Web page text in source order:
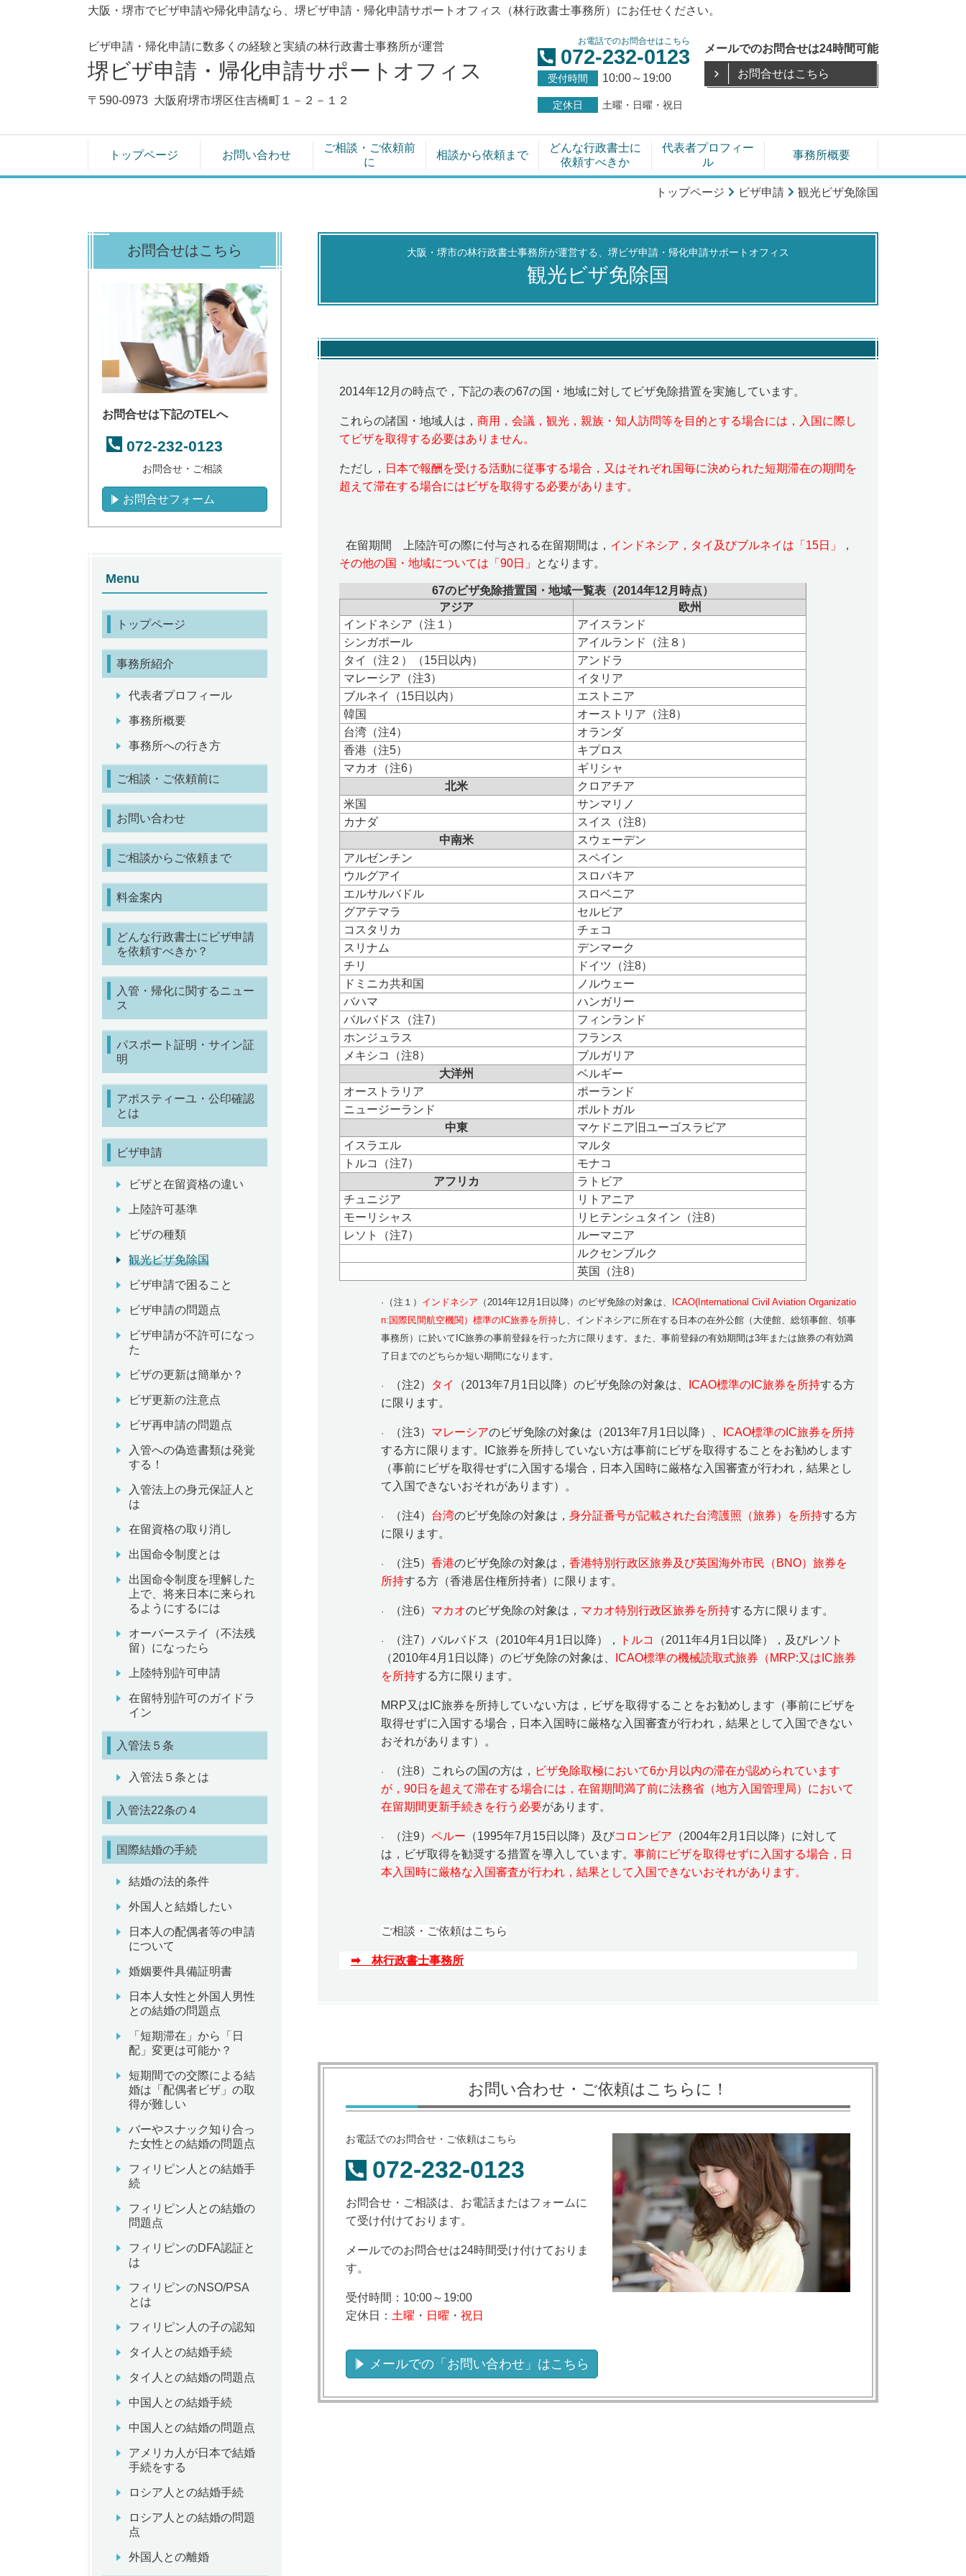
大阪・堺市でビザ申請や帰化申請なら、堺ビザ申請・帰化申請サポートオフィス（林行政書士事務所）にお任せください。
ビザ申請・帰化申請に数多くの経験と実績の林行政書士事務所が運営
堺ビザ申請・帰化申請サポートオフィス
〒590-0973 大阪府堺市堺区住吉橋町１－２－１２
お電話でのお問合せはこちら
072-232-0123
受付時間 10:00～19:00
定休日 土曜・日曜・祝日
メールでのお問合せは24時間可能
お問合せはこちら
トップページ お問い合わせ
ご相談・ご依頼前
に
相談から依頼まで
どんな行政書士に
依頼すべきか
代表者プロフィー
ル
事務所概要
トップページ ビザ申請 観光ビザ免除国
大阪・堺市の林行政書士事務所が運営する、堺ビザ申請・帰化申請サポートオフィス
観光ビザ免除国
2014年12 月の時点で，下記の表の67の国・地域に対してビザ免除措置を実施しています。
これらの諸国・地域人は， 商用，会議，観光，親族・知人訪問等を目的とする場合には，入国に際し
てビザを取得する必要はありません。
ただし， 日本で報酬を受ける活動に従事する場合，又はそれぞれ国毎に決められた短期滞在の期間を
超えて滞在する場合にはビザを取得する必要があります。
在留期間 上陸許可の際に付与される在留期間は， インドネシア，タイ及びブルネイは「 15日」
，
その他の国・地域については「 90日」 となります。
67のビザ免除措置国・地域一覧表（2014年12月時点）
アジア
欧州
インドネシア（注１）
アイスランド
シンガポール
アイルランド（注８）
タイ（注２）（15日以内）
アンドラ
マレーシア（注3）
イタリア
ブルネイ（15日以内）
エストニア
韓国
オーストリア（注8）
台湾（注4）
オランダ
香港（注5）
キプロス
マカオ（注6）
ギリシャ
北米
クロアチア
米国
サンマリノ
カナダ
スイス（注8）
中南米
スウェーデン
アルゼンチン
スペイン
ウルグアイ
スロバキア
エルサルバドル
スロベニア
グアテマラ
セルビア
コスタリカ
チェコ
スリナム
デンマーク
チリ
ドイツ（注8）
ドミニカ共和国
ノルウェー
バハマ
ハンガリー
バルバドス（注7）
フィンランド
ホンジュラス
フランス
メキシコ（注8）
ブルガリア
大洋州
ベルギー
オーストラリア
ポーランド
ニュージーランド
ポルトガル
中東
マケドニア旧ユーゴスラビア
イスラエル
マルタ
トルコ（注7）
モナコ
アフリカ
ラトビア
チュニジア
リトアニア
モーリシャス
リヒテンシュタイン（注8）
レソト（注7）
ルーマニア
ルクセンブルク
英国（注8）
· （注１） インドネシア （2014年12月1日以降）のビザ免除の対象は、
ICAO(International Civil Aviation Organizatio
n:国際民間航空機関）標準のIC旅券を所持し、インドネシアに所在する日本の在外公館（大使館、総領事館、領事
事務所）に於いてIC旅券の事前登録を行った方に限ります。また、事前登録の有効期間は3年または旅券の有効満
了日までのどちらか短い期間になります。
· （注2） タイ （2013年7 月 1 日以降）のビザ免除の対象は、 ICAO標準のIC旅券を所持する方
に限ります。
· （注3） マレーシアのビザ免除の対象は（2013年7 月 1 日以降）、 ICAO標準のIC旅券を所持
する方に限ります。
IC旅券を所持していない方は事前にビザを取得することをお勧めします
（事前にビザを取得せずに入国する場合，日本入国時に厳格な入国審査が行われ，結果とし
て入国できないおそれがあります）。
· （注4） 台湾のビザ免除の対象は， 身分証番号が記載された台湾護照（旅券）を所持する方
に限ります。
· （注5） 香港のビザ免除の対象は， 香港特別行政区旅券及び英国海外市民（ BNO）旅券を
所持する方（香港居住権所持者）に限ります。
· （注6） マカオのビザ免除の対象は， マカオ特別行政区旅券を所持する方に限ります。
· （注7）バルバドス（2010年4月 1 日以降）， トルコ （2011年4月 1 日以降），及びレソト
（2010年4月 1 日以降）のビザ免除の対象は、
ICAO標準の機械読取式旅券（MRP:又はIC旅券
を所持する方に限ります。
MRP又は IC旅券を所持していない方は，ビザを取得することをお勧めします（事前にビザを
取得せずに入国する場合，日本入国時に厳格な入国審査が行われ，結果として入国できない
おそれがあります）。
· （注8）これらの国の方は， ビザ免除取極において6か月以内の滞在が認められています
が， 90日を超えて滞在する場合には，在留期間満了前に法務省（地方入国管理局）において
在留期間更新手続きを行う必要があります。
· （注9） ペルー （1995年7 月 15日以降）及びコロンビア （2004年2 月 1 日以降）に対して
は，ビザ取得を勧奨する措置を導入しています。 事前にビザを取得せずに入国する場合，日
本入国時に厳格な入国審査が行われ，結果として入国できないおそれがあります。
ご相談・ご依頼はこちら
➡ 林行政書士事務所
お問い合わせ・ご依頼はこちらに！
お電話でのお問合せ・ご依頼はこちら
072-232-0123
お問合せ・ご相談は、お電話またはフォームに
て受け付けております。
メールでのお問合せは24時間受け付けておりま
す。
受付時間：10:00～19:00
定休日： 土曜 ・ 日曜 ・ 祝日
メールでの「お問い合わせ」はこちら
お問合せはこちら
お問合せは下記のTELへ
072-232-0123
お問合せ・ご相談
お問合せフォーム
Menu
トップページ
事務所紹介
代表者プロフィール
事務所概要
事務所への行き方
ご相談・ご依頼前に
お問い合わせ
ご相談からご依頼まで
料金案内
どんな行政書士にビザ申請
を依頼すべきか？
入管・帰化に関するニュー
ス
パスポート証明・サイン証
明
アポスティーユ・公印確認
とは
ビザ申請
ビザと在留資格の違い
上陸許可基準
ビザの種類
観光ビザ免除国
ビザ申請で困ること
ビザ申請の問題点
ビザ申請が不許可になっ
た
ビザの更新は簡単か？
ビザ更新の注意点
ビザ再申請の問題点
入管への偽造書類は発覚
する！
入管法上の身元保証人と
は
在留資格の取り消し
出国命令制度とは
出国命令制度を理解した
上で、将来日本に来られ
るようにするには
オーバーステイ（不法残
留）になったら
上陸特別許可申請
在留特別許可のガイドラ
イン
入管法５条
入管法５条とは
入管法22条の４
国際結婚の手続
結婚の法的条件
外国人と結婚したい
日本人の配偶者等の申請
について
婚姻要件具備証明書
日本人女性と外国人男性
との結婚の問題点
「短期滞在」から「日
配」変更は可能か？
短期間での交際による結
婚は「配偶者ビザ」の取
得が難しい
バーやスナック知り合っ
た女性との結婚の問題点
フィリピン人との結婚手
続
フィリピン人との結婚の
問題点
フィリピンのDFA認証と
は
フィリピンのNSO/PSA
とは
フィリピン人の子の認知
タイ人との結婚手続
タイ人との結婚の問題点
中国人との結婚手続
中国人との結婚の問題点
アメリカ人が日本で結婚
手続をする
ロシア人との結婚手続
ロシア人との結婚の問題
点
外国人との離婚